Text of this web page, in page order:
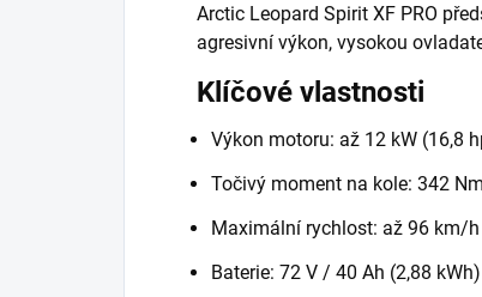
Arctic Leopard Spirit XF PRO
agresivní výkon, vysokou
Klíčové vlastnosti
Výkon motoru: až 12 kW (16,8
Točivý moment na kole: 342 Nm
Maximální rychlost: až 96 km/h
Baterie: 72 V / 40 Ah (2,88 kWh)